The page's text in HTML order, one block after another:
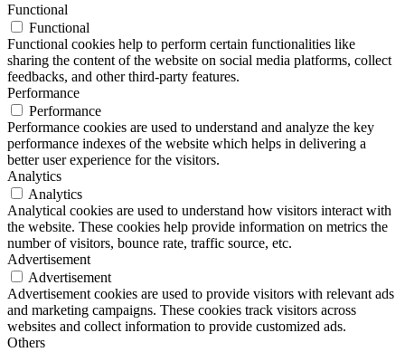
Functional
Functional
Functional cookies help to perform certain functionalities like
sharing the content of the website on social media platforms, collect
feedbacks, and other third-party features.
Performance
Performance
Performance cookies are used to understand and analyze the key
performance indexes of the website which helps in delivering a
better user experience for the visitors.
Analytics
Analytics
Analytical cookies are used to understand how visitors interact with
the website. These cookies help provide information on metrics the
number of visitors, bounce rate, traffic source, etc.
Advertisement
Advertisement
Advertisement cookies are used to provide visitors with relevant ads
and marketing campaigns. These cookies track visitors across
websites and collect information to provide customized ads.
Others